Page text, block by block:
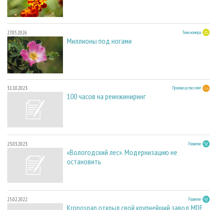
27.05.2026 Тема номера
Миллионы под ногами
31.10.2023 Производство плит
100 часов на реинжиниринг
23.03.2023 Развитие
«Вологодский лес». Модернизацию не
остановить
25.02.2022 Развитие
Kronospan открыл свой крупнейший завод MDF